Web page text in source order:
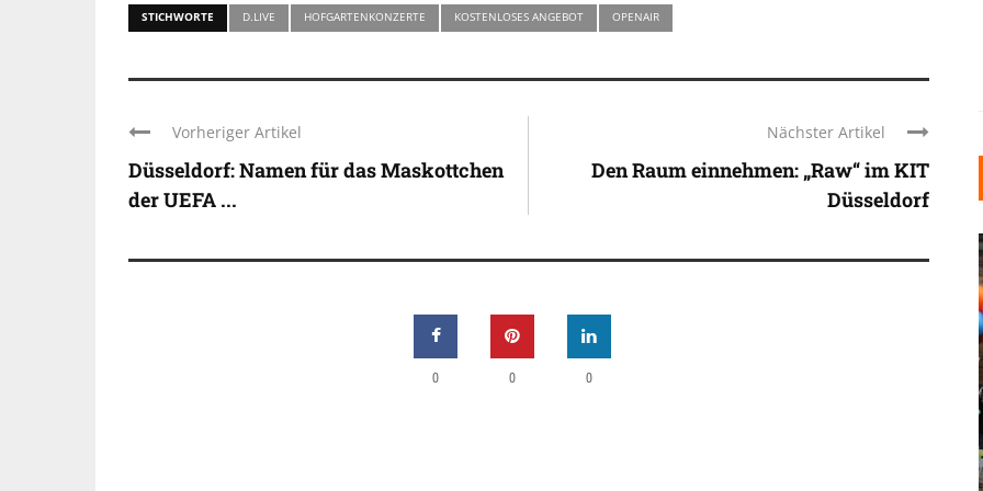
STICHWORTE D.LIVE HOFGARTENKONZERTE KOSTENLOSES ANGEBOT OPENAIR
Vorheriger Artikel
Düsseldorf: Namen für das Maskottchen
der UEFA ...
Nächster Artikel
Den Raum einnehmen: „Raw“ im KIT
Düsseldorf
0 0 0